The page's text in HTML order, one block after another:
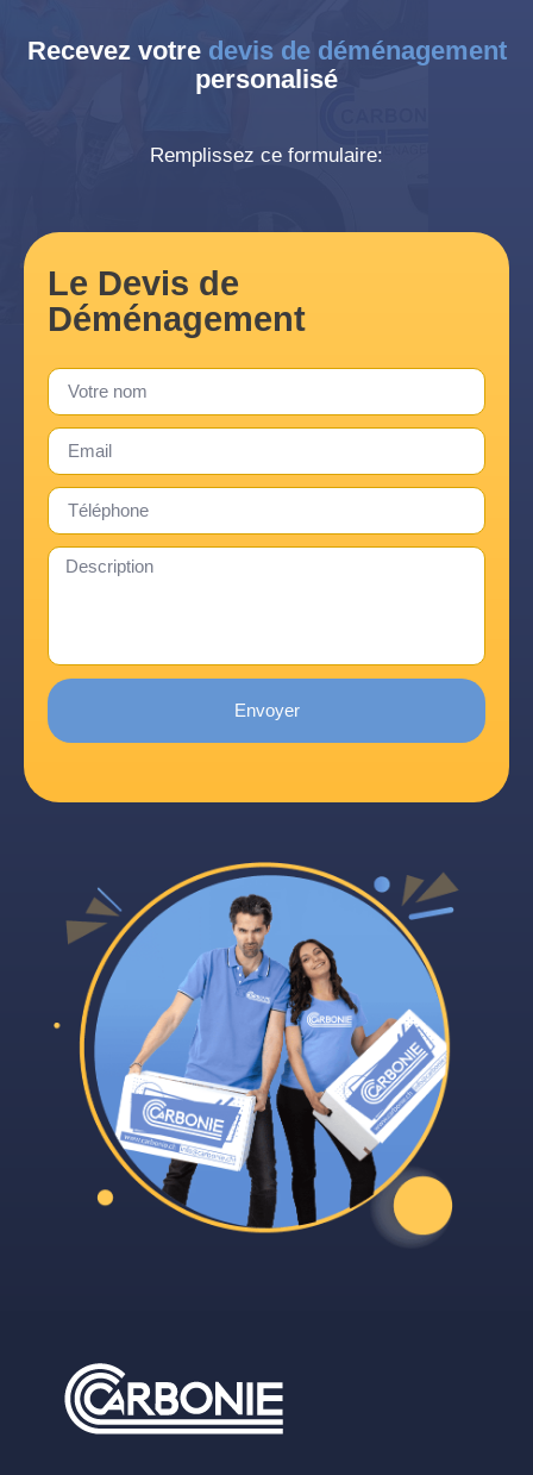
Recevez votre devis de déménagement
personalisé
Remplissez ce formulaire:
Le Devis de
Déménagement
Envoyer